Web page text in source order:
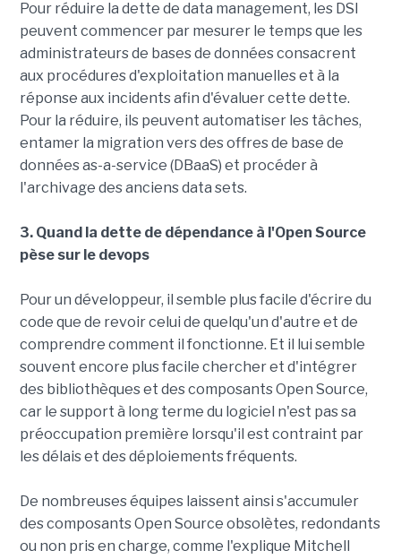
Pour réduire la dette de data management, les DSI
peuvent commencer par mesurer le temps que les
administrateurs de bases de données consacrent
aux procédures d'exploitation manuelles et à la
réponse aux incidents afin d'évaluer cette dette.
Pour la réduire, ils peuvent automatiser les tâches,
entamer la migration vers des offres de base de
données as-a-service (DBaaS) et procéder à
l'archivage des anciens data sets.
3. Quand la dette de dépendance à l'Open Source
pèse sur le devops
Pour un développeur, il semble plus facile d'écrire du
code que de revoir celui de quelqu'un d'autre et de
comprendre comment il fonctionne. Et il lui semble
souvent encore plus facile chercher et d'intégrer
des bibliothèques et des composants Open Source,
car le support à long terme du logiciel n'est pas sa
préoccupation première lorsqu'il est contraint par
les délais et des déploiements fréquents.
De nombreuses équipes laissent ainsi s'accumuler
des composants Open Source obsolètes, redondants
ou non pris en charge, comme l'explique Mitchell